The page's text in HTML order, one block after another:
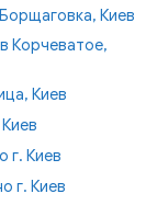
Киев
Корчеватое,
Киев
г. Киев
г. Киев